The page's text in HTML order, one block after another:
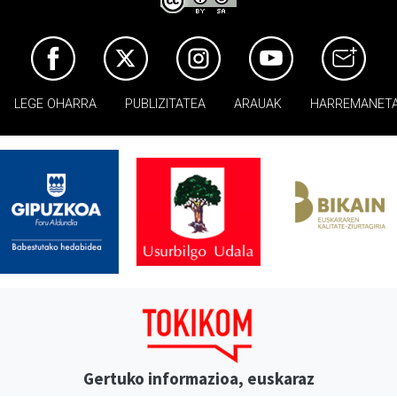
LEGE OHARRA PUBLIZITATEA ARAUAK
Gertuko informazioa, euskaraz